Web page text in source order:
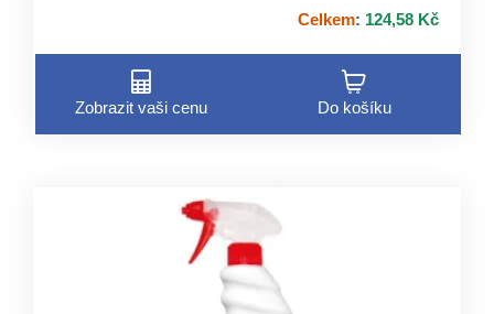
Celkem: 124,58 Kč
Zobrazit vaši cenu Do košíku